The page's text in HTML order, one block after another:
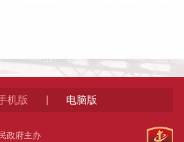
机版 电脑版
政府主办